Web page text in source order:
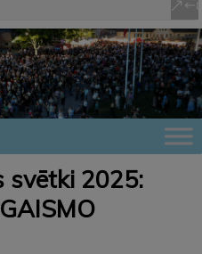
svētki 2025: